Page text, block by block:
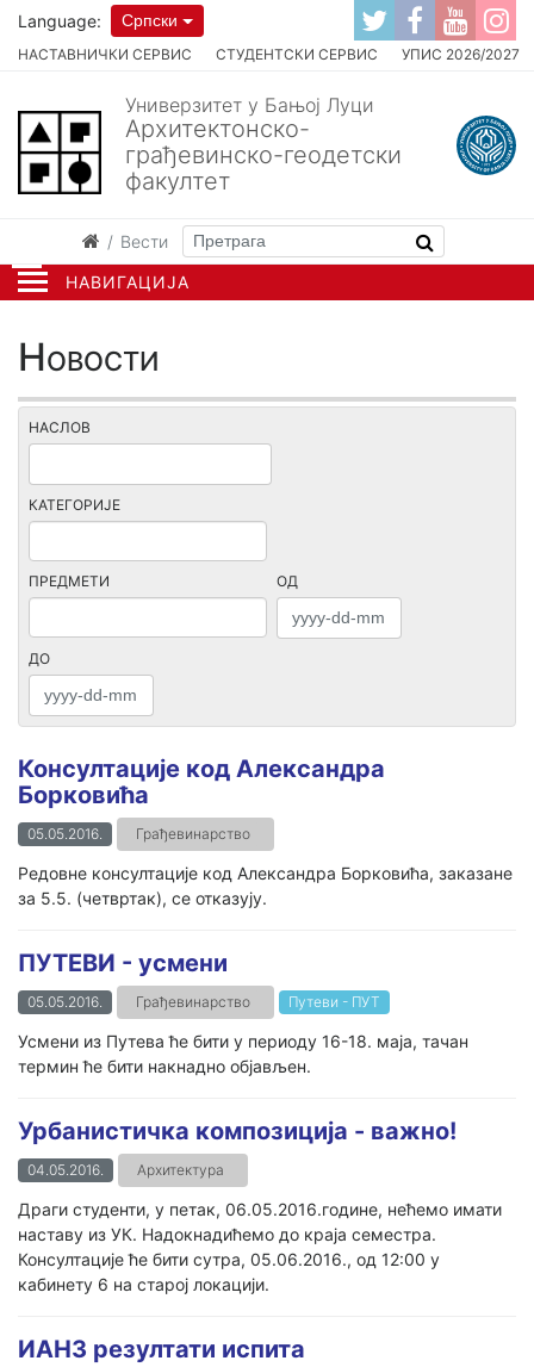
НАВИГАЦИЈА
НАСТАВНИЧКИ СЕРВИС СТУДЕНТСКИ СЕРВИС УПИС 2026/2027
Language: Српски
Универзитет у Бањој Луци
Архитектонско-
грађевинско-геодетски
факултет
Вести
Новости
НАСЛОВ
КАТЕГОРИЈЕ
ПРЕДМЕТИ ОД
ДО
Консултације код Александра
Борковића
05.05.2016. Грађевинарство
Редовне консултације код Александра Борковића, заказане
за 5.5. (четвртак), се отказују.
ПУТЕВИ - усмени
05.05.2016. Грађевинарство Путеви - ПУТ
Усмени из Путева ће бити у периоду 16-18. маја, тачан
термин ће бити накнадно објављен.
Урбанистичка композиција - важно!
04.05.2016. Архитектура
Драги студенти, у петак, 06.05.2016.године, нећемо имати
наставу из УК. Надокнадићемо до краја семестра.
Консултације ће бити сутра, 05.06.2016., од 12:00 у
кабинету 6 на старој локацији.
ИАН3 резултати испита